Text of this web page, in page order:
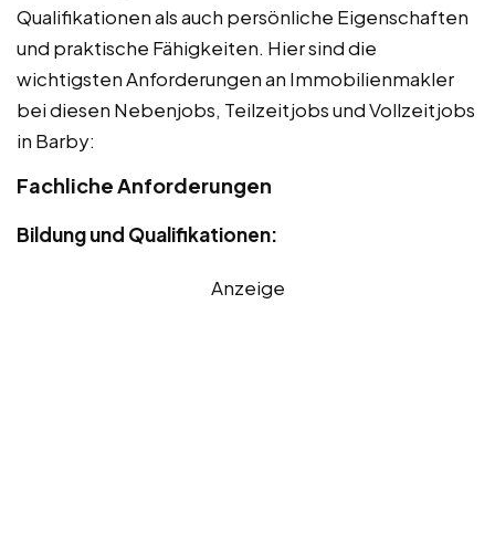
Qualifikationen als auch persönliche Eigenschaften
und praktische Fähigkeiten. Hier sind die
wichtigsten Anforderungen an Immobilienmakler
bei diesen Nebenjobs, Teilzeitjobs und Vollzeitjobs
in Barby:
Fachliche Anforderungen
Bildung und Qualifikationen:
Anzeige